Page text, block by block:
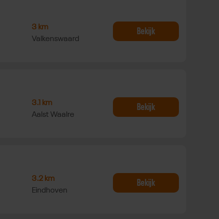
Golf
3 km
Valkenswaard
Bekijk
Fitness
3.1 km
Aalst Waalre
Bekijk
Dommeldal Zuid
3.2 km
Eindhoven
Bekijk